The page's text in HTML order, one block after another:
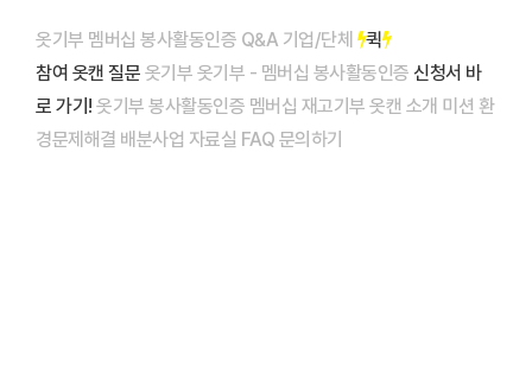
옷기부 멤버십 봉사활동인증 Q&A 기업/단체
퀵
참여 옷캔 질문 옷기부 옷기부 - 멤버십 봉사활동인증 신청서 바
로 가기! 옷기부 봉사활동인증 멤버십 재고기부 옷캔 소개 미션 환
경문제해결 배분사업 자료실 FAQ 문의하기